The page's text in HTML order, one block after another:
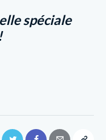
spéciale